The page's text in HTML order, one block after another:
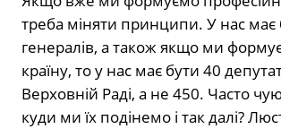
треба міняти принципи. У нас має
генералів, а також якщо ми
країну, то у нас має бути 40
Верховній Раді, а не 450. Часто
куди ми їх подінемо і так далі?